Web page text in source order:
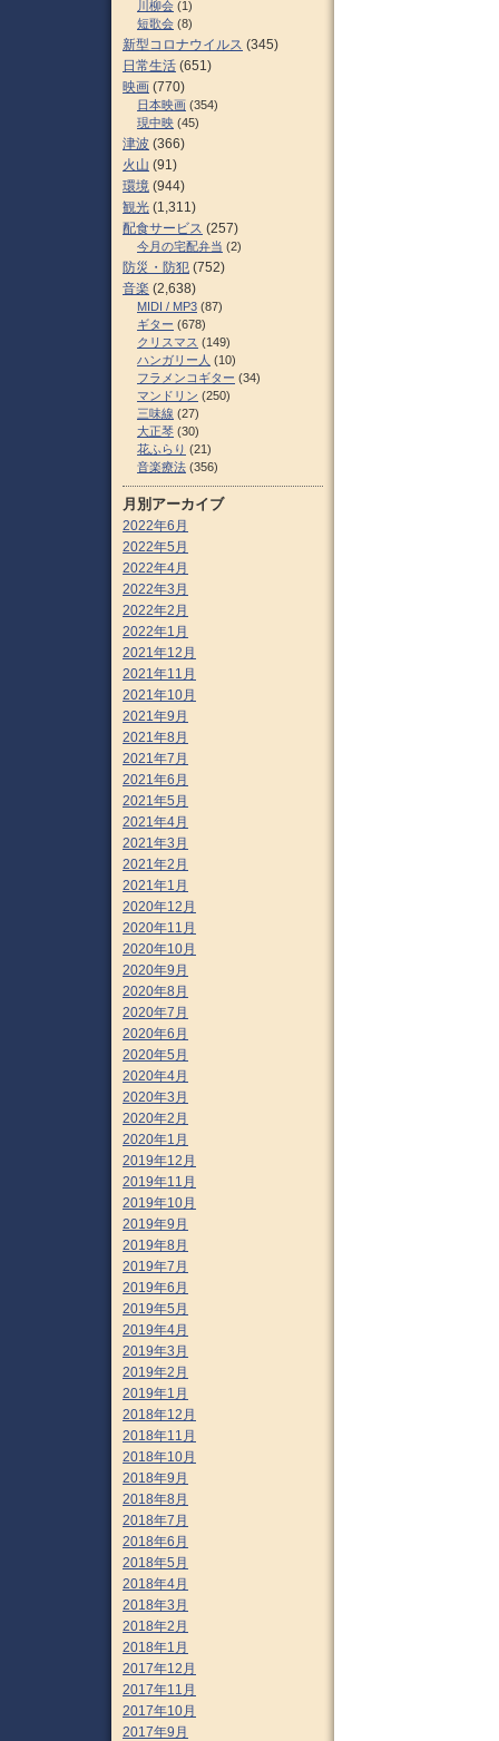
川柳会 (1)
短歌会 (8)
新型コロナウイルス (345)
日常生活 (651)
映画 (770)
日本映画 (354)
現中映 (45)
津波 (366)
火山 (91)
環境 (944)
観光 (1,311)
配食サービス (257)
今月の宅配弁当 (2)
防災・防犯 (752)
音楽 (2,638)
MIDI / MP3 (87)
ギター (678)
クリスマス (149)
ハンガリー人 (10)
フラメンコギター (34)
マンドリン (250)
三味線 (27)
大正琴 (30)
花ふらり (21)
音楽療法 (356)
月別アーカイブ
2022年6月
2022年5月
2022年4月
2022年3月
2022年2月
2022年1月
2021年12月
2021年11月
2021年10月
2021年9月
2021年8月
2021年7月
2021年6月
2021年5月
2021年4月
2021年3月
2021年2月
2021年1月
2020年12月
2020年11月
2020年10月
2020年9月
2020年8月
2020年7月
2020年6月
2020年5月
2020年4月
2020年3月
2020年2月
2020年1月
2019年12月
2019年11月
2019年10月
2019年9月
2019年8月
2019年7月
2019年6月
2019年5月
2019年4月
2019年3月
2019年2月
2019年1月
2018年12月
2018年11月
2018年10月
2018年9月
2018年8月
2018年7月
2018年6月
2018年5月
2018年4月
2018年3月
2018年2月
2018年1月
2017年12月
2017年11月
2017年10月
2017年9月